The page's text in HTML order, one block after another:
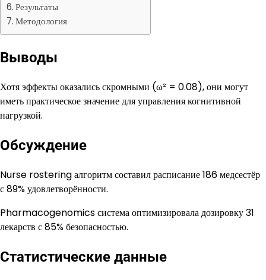
Результаты
Методология
Выводы
Хотя эффекты оказались скромными (ω² = 0.08), они могут
иметь практическое значение для управления когнитивной
нагрузкой.
Обсуждение
Nurse rostering алгоритм составил расписание 186 медсестёр
с 89% удовлетворённости.
Pharmacogenomics система оптимизировала дозировку 31
лекарств с 85% безопасностью.
Статистические данные